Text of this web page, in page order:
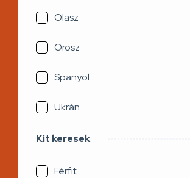
Olasz
Orosz
Spanyol
Ukrán
Kit keresek
Férfit